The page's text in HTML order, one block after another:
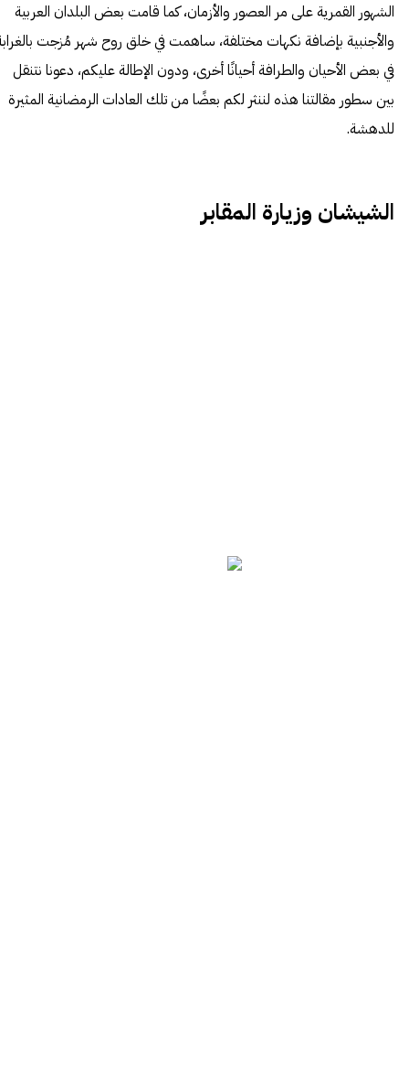
الشهور القمرية على مر العصور والأزمان، كما قامت بعض البلدان العربية
والأجنبية بإضافة نكهات مختلفة، ساهمت في خلق روح شهر مُزجت
في بعض الأحيان والطرافة أحيانًا أخرى، ودون الإطالة عليكم، دعونا نتنقل
بين سطور مقالتنا هذه لننثر لكم بعضًا من تلك العادات الرمضانية المثيرة
للدهشة.
الشيشان وزيارة المقابر